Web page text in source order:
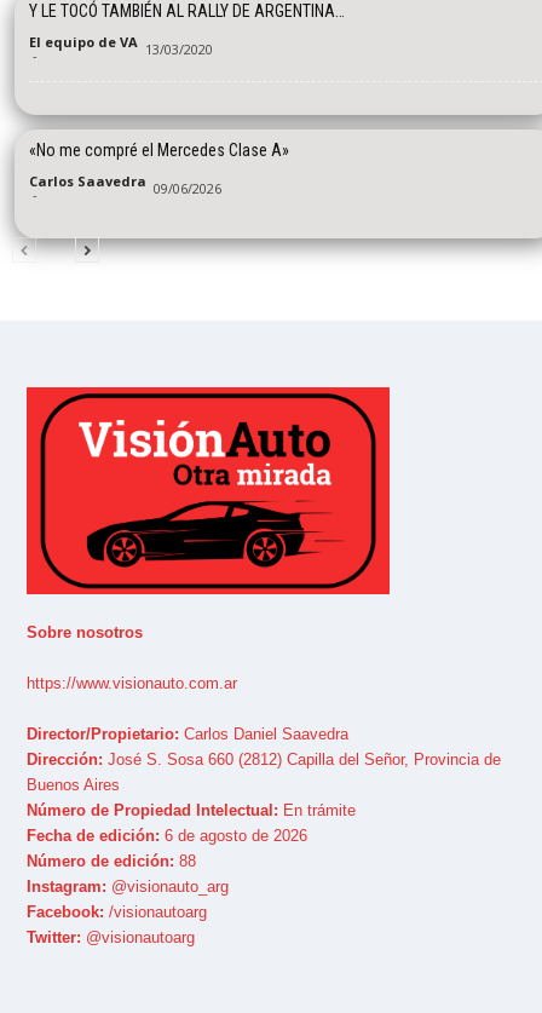
Y LE TOCÓ TAMBIÉN AL RALLY DE ARGENTINA…
El equipo de VA
- 13/03/2020
«No me compré el Mercedes Clase A»
Carlos Saavedra
- 09/06/2026
Sobre nosotros
https://www.visionauto.com.ar
Director/Propietario: Carlos Daniel Saavedra
Dirección: José S. Sosa 660 (2812) Capilla del Señor, Provincia de
Buenos Aires
Número de Propiedad Intelectual: En trámite
Fecha de edición: 6 de agosto de 2026
Número de edición: 88
Instagram: @visionauto_arg
Facebook: /visionautoarg
Twitter: @visionautoarg